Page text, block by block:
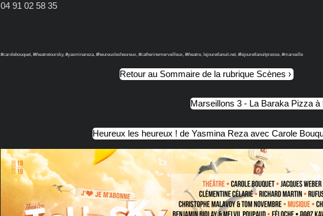
04 91 02 58 35
#carolebouquet, #theatretoursky, #yasminareza, #heureuxlesheureux, #catherinemerveilleux, #theatre, lejouretlanuit.net, #lejouretlanuitpresse, #marseille
Retour au Sommaire de la rubrique Scènes
Marseillons 3 - La Baraka Pizza à
Heureux les heureux ! de Yasmina Reza avec Carole